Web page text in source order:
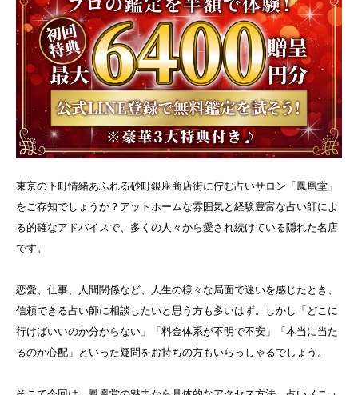
東京の下町情緒あふれる砂町銀座商店街に佇む占いサロン「鳳凰堂」
をご存知でしょうか？アットホームな雰囲気と経験豊富な占い師によ
る的確なアドバイスで、多くの人々から愛され続けている隠れた名店
です。
恋愛、仕事、人間関係など、人生の様々な局面で迷いを感じたとき、
信頼できる占い師に相談したいと思う方も多いはず。しかし「どこに
行けばいいのか分からない」「料金体系が不明で不安」「本当に当た
るのか心配」といった疑問をお持ちの方もいらっしゃるでしょう。